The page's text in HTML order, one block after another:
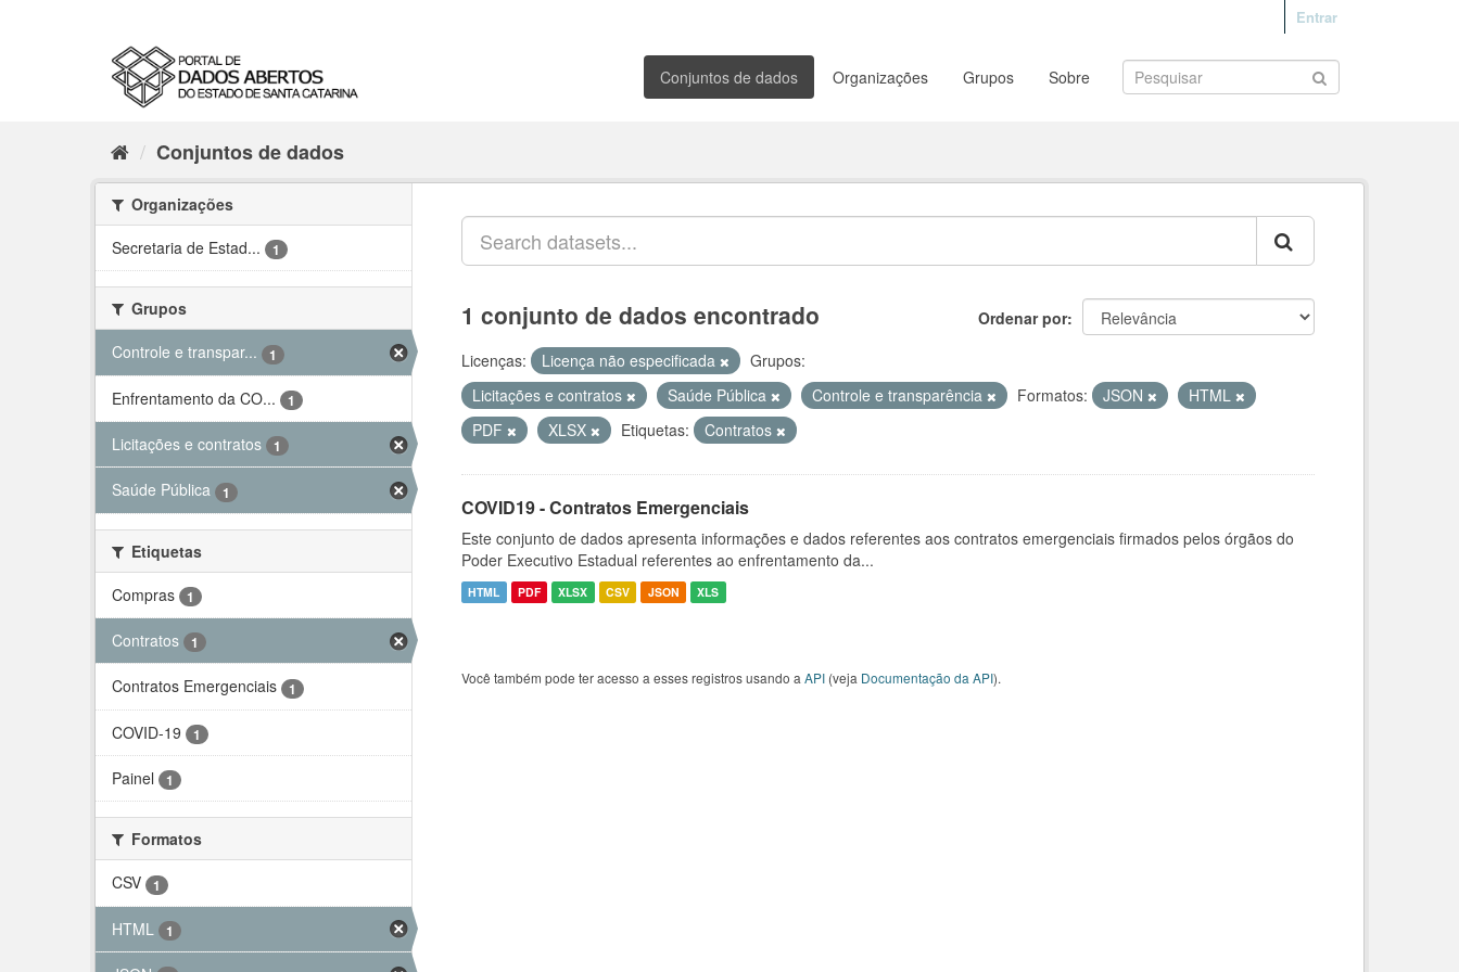
Entrar
Conjuntos de dados Organizações Grupos Sobre
Conjuntos de dados
Organizações
Secretaria de Estad...
1
Grupos
Controle e transpar...
1
Enfrentamento da CO... 1
Licitações e contratos 1
Saúde Pública 1
Etiquetas
Compras
1
Contratos 1
Contratos Emergenciais 1
COVID-19 1
Painel 1
Formatos
CSV
1
HTML 1
Ordenar por
1 conjunto de dados encontrado
Licenças: Licença não especificada
Grupos:
Licitações e contratos
Saúde Pública Controle e transparência Formatos: JSON
HTML
PDF
XLSX Etiquetas: Contratos
COVID19 - Contratos Emergenciais
Este conjunto de dados apresenta informações e dados referentes aos contratos emergenciais firmados pelos órgãos do
Poder Executivo Estadual referentes ao enfrentamento da...
HTML PDF XLSX CSV JSON XLS
Você também pode ter acesso a esses registros usando a API (veja Documentação da API).